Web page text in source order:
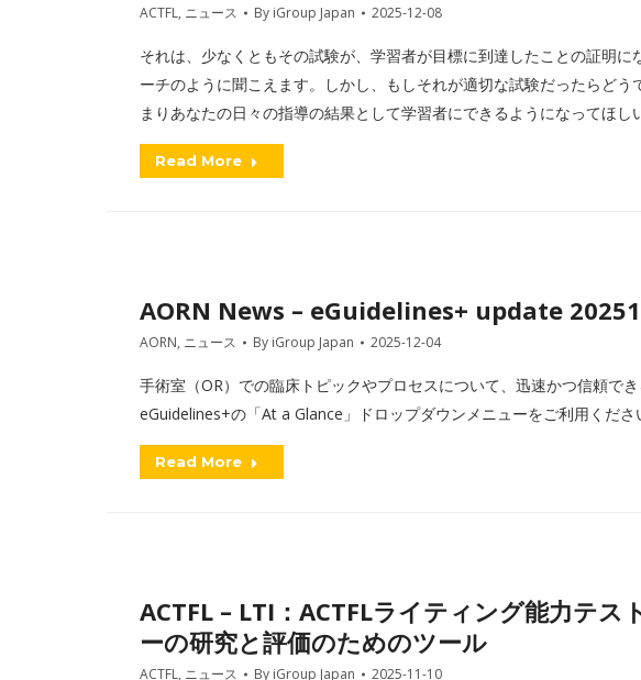
ACTFL, ニュース By iGroup Japan 2025-12-08
それは、少なくともその試験が、学習者が目標に到達したことの証明に
ーチのように聞こえます。しかし、もしそれが適切な試験だったらど
まりあなたの日々の指導の結果として学習者にできるようになってほし
Read More
AORN News – eGuidelines+ update
AORN, ニュース By iGroup Japan 2025-12-04
手術室（OR）での臨床トピックやプロセスについて、迅速かつ信頼で
eGuidelines+の「At a Glance」ドロップダウンメニューをご利用くださ
Read More
ACTFL – LTI：ACTFLライティング能力テス
ーの研究と評価のためのツール
ACTFL, ニュース By iGroup Japan 2025-11-10